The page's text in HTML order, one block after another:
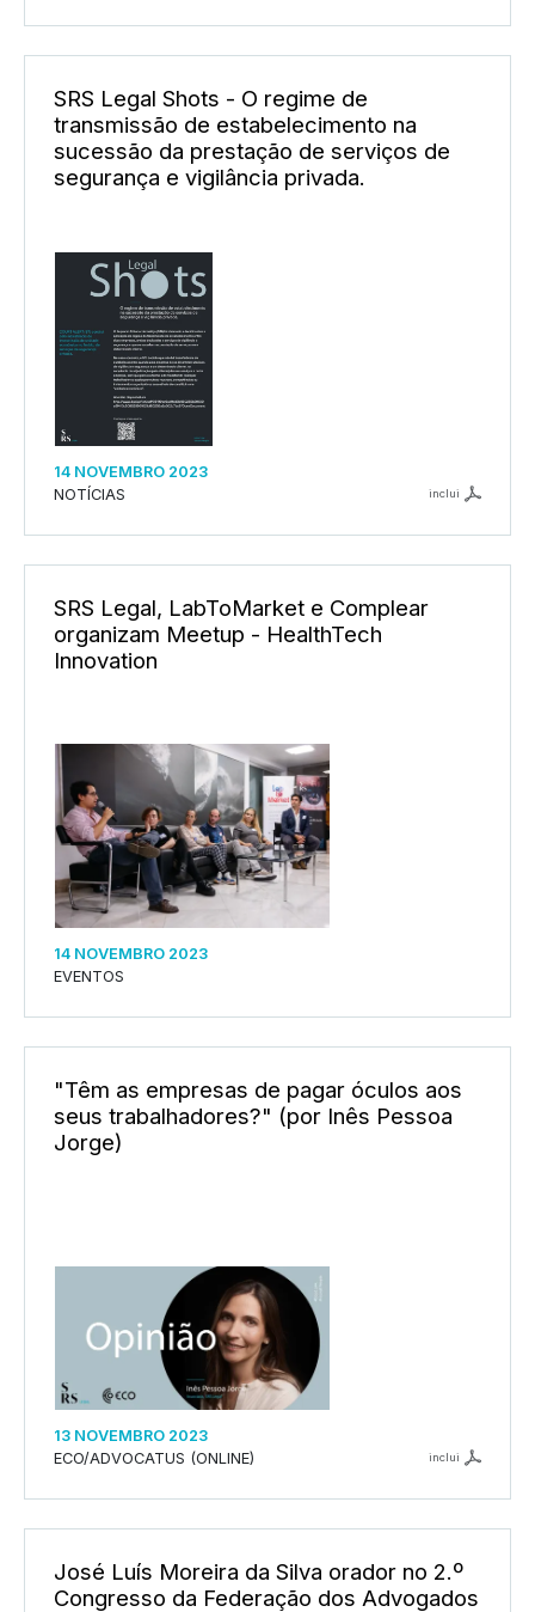
SRS Legal Shots - O regime de
transmissão de estabelecimento na
sucessão da prestação de serviços de
segurança e vigilância privada.
14 NOVEMBRO 2023
NOTÍCIAS
inclui
SRS Legal, LabToMarket e Complear
organizam Meetup - HealthTech
Innovation
14 NOVEMBRO 2023
EVENTOS
"Têm as empresas de pagar óculos aos
seus trabalhadores?" (por Inês Pessoa
Jorge)
13 NOVEMBRO 2023
ECO/ADVOCATUS (ONLINE)
inclui
José Luís Moreira da Silva orador no 2.º
Congresso da Federação dos Advogados